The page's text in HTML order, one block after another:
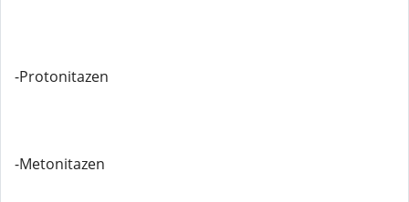
-Protonitazen
-Metonitazen